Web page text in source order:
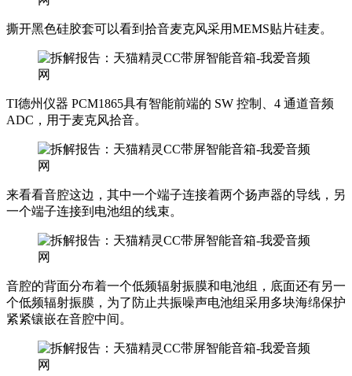
撕开黑色硅胶套可以看到拾音麦克风采用MEMS贴片硅麦。
TI德州仪器 PCM1865具有智能前端的 SW 控制、4 通道音频
ADC，用于麦克风拾音。
来看看音腔这边，其中一个端子连接着两个扬声器的导线，另
一个端子连接到电池组的线束。
音腔的背面分布着一个低频辐射振膜和电池组，底面还有另一
个低频辐射振膜，为了防止共振噪声电池组采用多块海绵保护
紧紧镶嵌在音腔中间。